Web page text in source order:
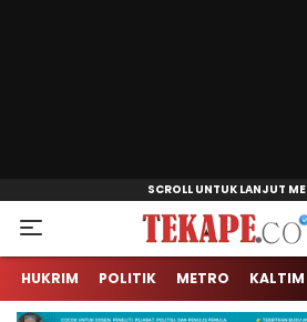
Tekape.co
Jendela Informasi Kita
HUKRIM POLITIK METRO KALTIM